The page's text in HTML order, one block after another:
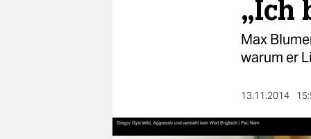
„Ich
Max
warum er
13.11.2014